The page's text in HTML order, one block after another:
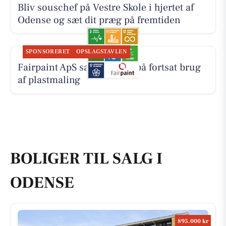
Bliv souschef på Vestre Skole i hjertet af
Odense og sæt dit præg på fremtiden
SPONSORERET OPSLAGSTAVLEN
Fairpaint ApS sætter fokus på fortsat brug
af plastmaling
BOLIGER TIL SALG I
ODENSE
895.000 kr